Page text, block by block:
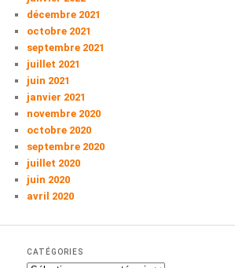
décembre 2021
octobre 2021
septembre 2021
juillet 2021
juin 2021
janvier 2021
novembre 2020
octobre 2020
septembre 2020
juillet 2020
juin 2020
avril 2020
CATÉGORIES